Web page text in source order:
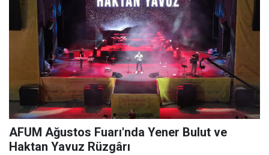
AFUM Ağustos Fuarı'nda Yener Bulut ve
Haktan Yavuz Rüzgârı